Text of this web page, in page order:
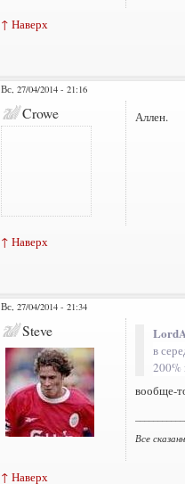
↑ Наверх
Вс, 27/04/2014 - 21:16
Crowe Аллен.
↑ Наверх
Вс, 27/04/2014 - 21:34
Steve
в
200%
вообще-
Все
↑ Наверх